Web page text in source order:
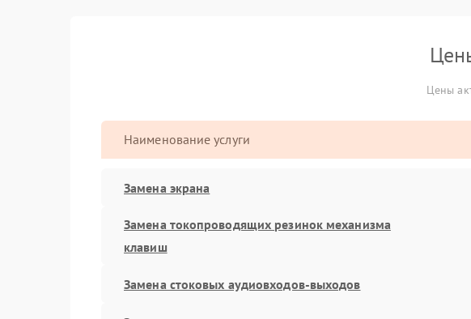
Цены
Наименование услуги
Замена экрана
Замена токопроводящих резинок механизма
клавиш
Замена стоковых аудиовходов-выходов